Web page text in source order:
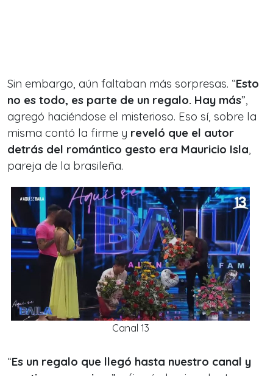
Sin embargo, aún faltaban más sorpresas. “Esto
no es todo, es parte de un regalo. Hay más”,
agregó haciéndose el misterioso. Eso sí, sobre la
misma contó la firme y reveló que el autor
detrás del romántico gesto era Mauricio Isla,
pareja de la brasileña.
Canal 13
“Es un regalo que llegó hasta nuestro canal y